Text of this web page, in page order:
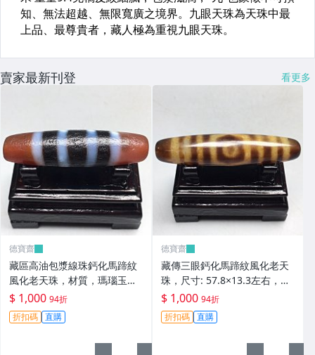
賣家最新刊登 看更多
德寶齋
藏區高油包漿線珠鈣化馬蹄紋
風化老天珠，材質，瑪瑙玉
髓，尺寸：49.4×13左 天珠 瑪
瑙 硃砂【德寶齋】408
$ 1,000 94折
折扣碼 直購
德寶齋
藏傳三眼鈣化馬蹄紋風化老天
珠，尺寸: 57.8×13.3左右，材
質：瑪瑙，玉髓， 天珠 瑪瑙
硃砂【德寶齋】407
$ 1,000 94折
折扣碼 直購